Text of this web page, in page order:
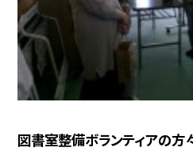
図書室整備ボランティアの方